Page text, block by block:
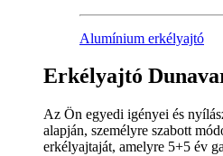
Alumínium erkélyajtó
Erkélyajtó
Az Ön egyedi igényei és
alapján, személyre szabott
erkélyajtaját, amelyre 5+5 év